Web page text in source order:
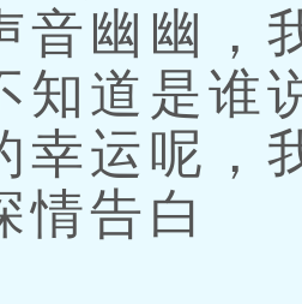
音幽幽，
知道是谁
幸运呢，
情告白